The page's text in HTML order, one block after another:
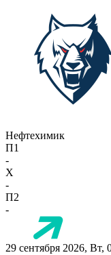
Нефтехимик
П1
-
X
-
П2
-
29 сентября 2026, Вт,